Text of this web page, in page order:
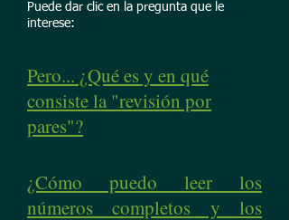
Puede dar clic en la pregunta que le
interese:
Pero... ¿Qué es y en qué
consiste la "revisión por
pares"?
¿Cómo puedo leer los
números completos y los